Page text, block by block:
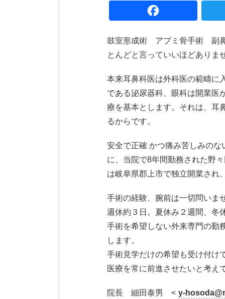
鼓室形成術 アブミ骨手術 副
とんどと言っていいほどありま
本来耳鼻科医は外科医の範疇に
である泌尿器科、眼科は開業医
療を基本とします。それは、耳
るからです。
安全で正確 かつ痛み苦しみの
に、当院で8年間勤務された野
は岐阜県郡上市で独立開業され
手術の経験、腕前は一切問いま
週休約３日。夏休み２週間、冬
手術を希望しない外来専門の勤
します。
手術見学だけの希望も受け付け
医療を常に前進させたいと考え
院長 細田泰男 < y-